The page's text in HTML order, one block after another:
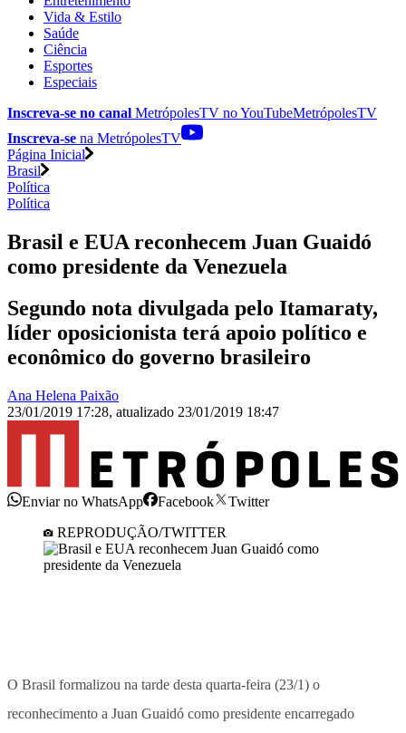
Vida & Estilo
Saúde
Ciência
Esportes
Especiais
Inscreva-se no canal MetrópolesTV noYouTubeMetrópolesTV
Inscreva-se na MetrópolesTV
Página Inicial
Brasil
Política
Política
Brasil e EUA reconhecem Juan Guaidó
como presidente da Venezuela
Segundo nota divulgada pelo Itamaraty,
líder oposicionista terá apoio político e
econômico do governo brasileiro
Ana Helena Paixão
23/01/2019 17:28, atualizado 23/01/2019 18:47
Enviar no WhatsApp Facebook
Twitter
REPRODUÇÃO/TWITTER
O Brasil formalizou na tarde desta quarta-feira (23/1) o
reconhecimento a Juan Guaidó como presidente encarregado